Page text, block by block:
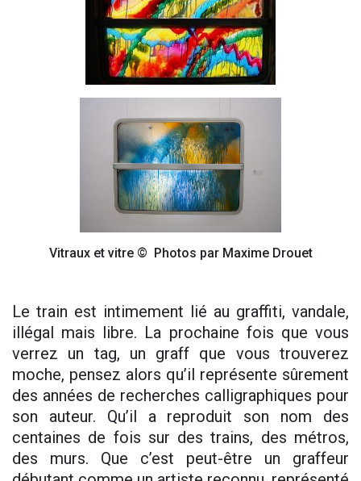
Vitraux et vitre © Photos par Maxime Drouet
Le train est intimement lié au graffiti, vandale,
illégal mais libre. La prochaine fois que vous
verrez un tag, un graff que vous trouverez
moche, pensez alors qu’il représente sûrement
des années de recherches calligraphiques pour
son auteur. Qu’il a reproduit son nom des
centaines de fois sur des trains, des métros,
des murs. Que c’est peut-être un graffeur